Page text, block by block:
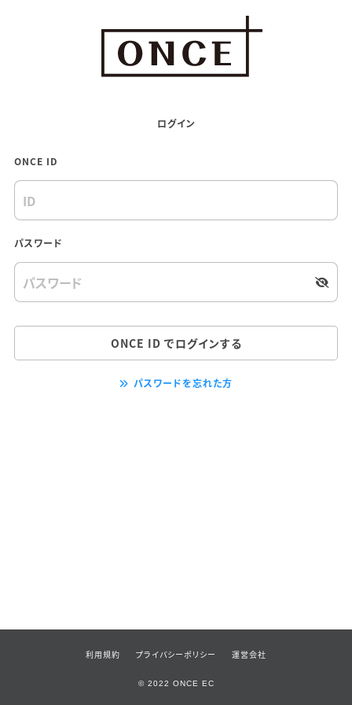
ログイン
ONCE ID
パスワード
ONCE ID でログインする
パスワードを忘れた方
利用規約 プライバシーポリシー 運営会社
© 2022 ONCE EC